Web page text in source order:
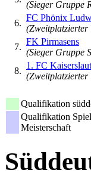
(Sieger Gruppe
6.
FC Phönix
(Zweitplatzierter
7.
FK Pirmasens
(Sieger Gruppe
8.
1. FC
(Zweitplatzierter
Qualifikation
Qualifikation
Meisterschaft